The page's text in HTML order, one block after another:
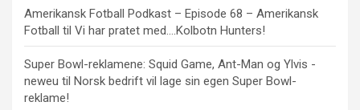
Amerikansk Fotball Podkast – Episode 68 – Amerikansk
Fotball til Vi har pratet med….Kolbotn Hunters!
Super Bowl-reklamene: Squid Game, Ant-Man og Ylvis -
neweu til Norsk bedrift vil lage sin egen Super Bowl-
reklame!